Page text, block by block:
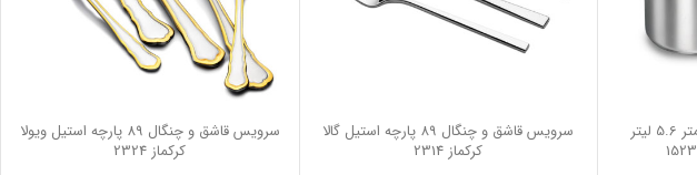
سرویس پاستاپز 20*18 سانتیمتر 5.6 لیتر
سرویس قاشق و چنگال 89 پارچه استیل گالا
کرکماز 2314
سرویس قاشق و چنگال 89 پارچه استیل ویولا
کرکماز 2324